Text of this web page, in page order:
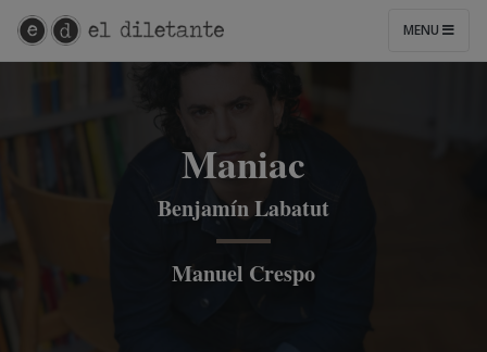
MENU
Maniac
Benjamín Labatut
Manuel Crespo